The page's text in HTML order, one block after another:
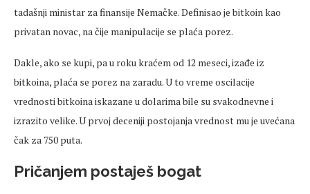
tadašnji ministar za finansije Nemačke. Definisao je bitkoin kao
privatan novac, na čije manipulacije se plaća porez.
Dakle, ako se kupi, pa u roku kraćem od 12 meseci, izađe iz
bitkoina, plaća se porez na zaradu. U to vreme oscilacije
vrednosti bitkoina iskazane u dolarima bile su svakodnevne i
izrazito velike. U prvoj deceniji postojanja vrednost mu je uvećana
čak za 750 puta.
Pričanjem postaješ bogat